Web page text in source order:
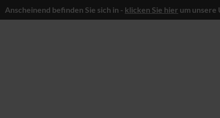
Anscheinend befinden Sie sich in - klicken Sie hier um unsere